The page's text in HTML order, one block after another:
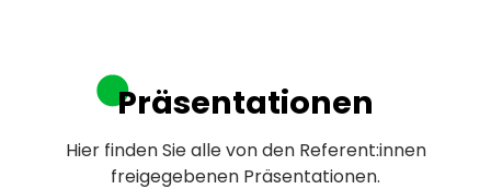
Präsentationen
Hier finden Sie alle von den Referent:innen
freigegebenen Präsentationen.